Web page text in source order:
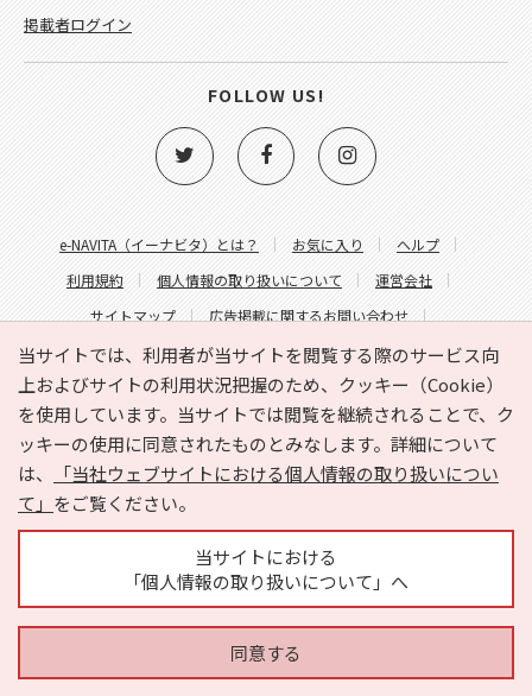
当サイトでは、利用者が当サイトを閲覧する際のサービス向
上およびサイトの利用状況把握のため、クッキー（Cookie）
を使用しています。当サイトでは閲覧を継続されることで、ク
ッキーの使用に同意されたものとみなします。詳細について
は、
「当社ウェブサイトにおける個人情報の取り扱いについ
て」 をご覧ください。
当サイトにおける
「個人情報の取り扱いについて」へ
同意する
e-NAVITA（イーナビタ）とは？ お気に入り
ヘルプ
利用規約
個人情報の取り扱いについて
運営会社
サイトマップ
広告掲載に関するお問い合わせ
サイトの内容に関するお問い合わせ
掲載者ログイン
FOLLOW US!
Copyright © HYOJITO.Co.,Ltd. All Rights Reserved.